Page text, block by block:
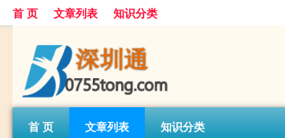
首 页 文章列表 知识分类
首 页 文章列表 知识分类